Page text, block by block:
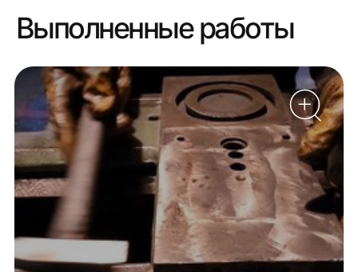
Выполненные работы